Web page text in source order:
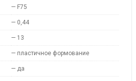
— F75
— 0,44
— 13
— пластичное формование
— да